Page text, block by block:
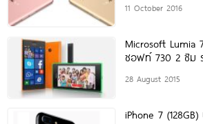
11 October 2016
Microsoft Lumia
ซอฟท์ 730 2 ซิม
28 August 2015
iPhone 7